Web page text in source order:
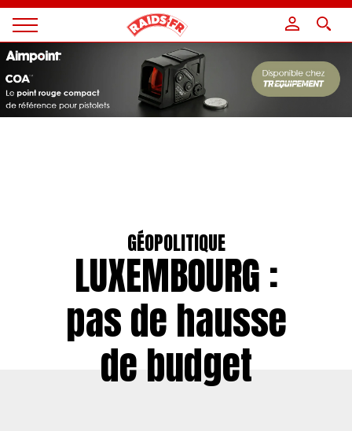
Magazine
Raids
GÉOPOLITIQUE
LUXEMBOURG :
pas de hausse
de budget
Panneau de gestion des cookies